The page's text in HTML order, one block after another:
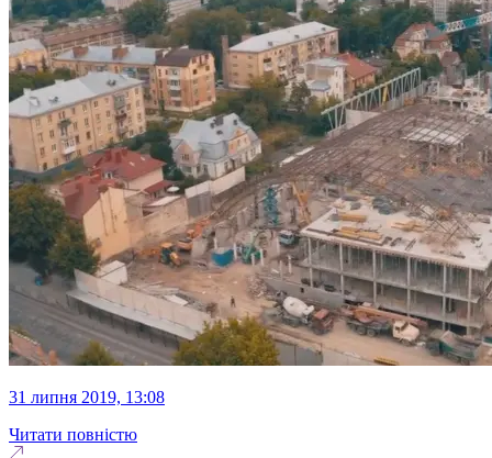
31 липня 2019, 13:08
Читати повністю